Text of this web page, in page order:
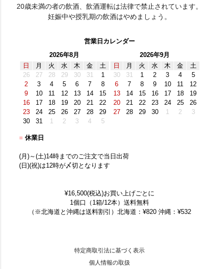
20歳未満の者の飲酒、飲酒運転は法律で禁止されています。
妊娠中や授乳期の飲酒はやめましょう。
営業日カレンダー
2026年8月
日
月 火 水 木 金
土
26
27 28 29 30 31
1
2
3 4 5 6 7
8
9
10 11 12 13 14
15
16
17 18 19 20 21
22
23
24 25 26 27 28
29
30
31 1 2 3 4 5
2026年9月
日
月 火 水 木 金
土
30
31 1 2 3 4
5
6
7 8 9 10 11
12
13
14 15 16 17 18
19
20
21 22 23 24 25
26
27
28 29 30 1 2 3
■ 休業日
(月)～(土)14時までのご注文で当日出荷
(日)(祝)は12時が〆切となります
¥16,500(税込)お買い上げごとに
1個口（1箱/12本）送料無料
（※北海道と沖縄は送料割引）北海道：¥820 沖縄：¥532
特定商取引法に基づく表示
個人情報の取扱